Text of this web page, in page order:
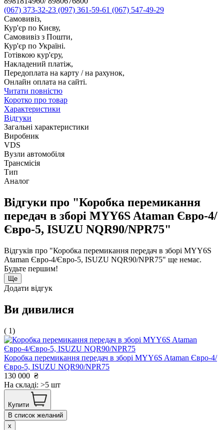
(067) 373-32-23 (097) 361-59-61 (067) 547-49-29
Самовивіз,
Кур'єр по Києву,
Самовивіз з Пошти,
Кур'єр по Україні.
Готівкою кур'єру,
Накладений платіж,
Передоплата на карту / на рахунок,
Онлайн оплата на сайті.
Читати повністю
Коротко про товар
Характеристики
Відгуки
Загальні характеристики
Виробник
VDS
Вузли автомобіля
Трансмісія
Тип
Аналог
Відгуки про "Коробка перемикання
передач в зборі MYY6S Ataman Євро-4/
Євро-5, ISUZU NQR90/NPR75"
Відгуків про "Коробка перемикання передач в зборі MYY6S
Ataman Євро-4/Євро-5, ISUZU NQR90/NPR75" ще немає.
Будьте першим!
Ще
Додати відгук
Ви дивилися
( 1)
Коробка перемикання передач в зборі MYY6S Ataman Євро-4/
Євро-5, ISUZU NQR90/NPR75
130 000 ₴
На складі: >5 шт
Купити
В список желаний
x